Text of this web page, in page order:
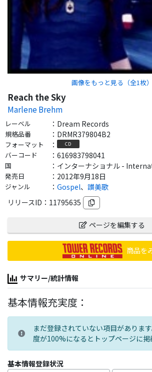
画像をもっと見る（全1 枚）
Reach the Sky
Marlene Brehm
レーベル ： Dream Records
規格品番 ： DRMR379804B2
フォーマット ： CD
バーコード ： 616983798041
国 ： インターナショナル -
発売日 ： 2012年9月18日
ジャンル ： Gospel、 讃美歌
リリースID： 11795635
ページを編集する
商品を
サマリー/統計情報
基本情報充実度：
まだ登録されていない項目がありま
度が100%になるとトップページに掲
基本情報登録状況